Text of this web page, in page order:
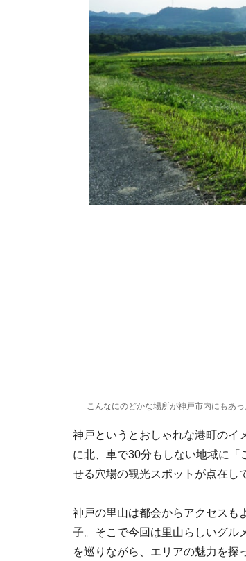
こんなにのどかな場所が神戸市内にもあっ
神戸というとおしゃれな港町のイ
に北、車で30分もしない地域に
せる穴場の観光スポットが点在し
神戸の里山は都会からアクセスも
子。そこで今回は里山らしいグル
を巡りながら、エリアの魅力を探